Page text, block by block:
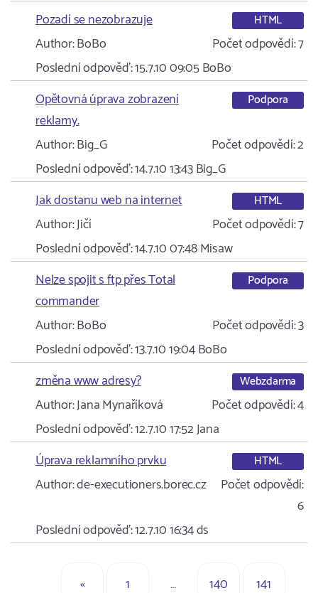
Pozadí se nezobrazuje
HTML
Author:BoBo Počet odpovědí:7
Poslední odpověď:15.7.10 09:05BoBo
Opětovná úprava zobrazení
reklamy.
Podpora
Author:Big_G Počet odpovědí:2
Poslední odpověď:14.7.10 13:43Big_G
Jak dostanu web na internet
HTML
Author:Jičí Počet odpovědí:7
Poslední odpověď:14.7.10 07:48Misaw
Nelze spojit s ftp přes Total
commander
Podpora
Author:BoBo Počet odpovědí:3
Poslední odpověď:13.7.10 19:04BoBo
změna www adresy?
Webzdarma
Author:Jana Mynaříková Počet odpovědí:4
Poslední odpověď:12.7.10 17:52Jana
Úprava reklamního prvku
HTML
Author:de-executioners.borec.cz
Počet odpovědí:
6
Poslední odpověď:12.7.10 16:34ds
« 1 … 140 141